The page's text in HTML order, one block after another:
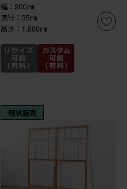
幅：900㎜
奥行：35㎜
高さ：1,800㎜
現状販売